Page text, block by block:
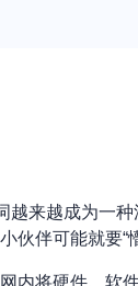
越来越成为一
伙伴可能就要“懵
内将硬件、软